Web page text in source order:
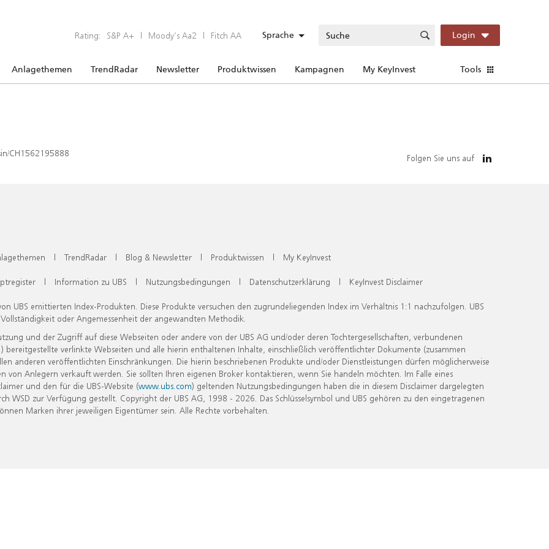
Rating: S&P A+ | Moody’s Aa2 | Fitch AA Sprache Login
Anlagethemen TrendRadar Newsletter Produktwissen Kampagnen My KeyInvest Tools
CH1562195888 Folgen Sie uns auf
| TrendRadar | Blog & Newsletter | Produktwissen | My KeyInvest
| Information zu UBS | Nutzungsbedingungen | Datenschutzerklärung | KeyInvest Disclaimer
UBS emittierten Index-Produkten. Diese Produkte versuchen den zugrundeliegenden Index im Verhältnis 1:1 nachzufolgen. UBS
oder Angemessenheit der angewandten Methodik.
und der Zugriff auf diese Webseiten oder andere von der UBS AG und/oder deren Tochtergesellschaften, verbundenen
verlinkte Webseiten und alle hierin enthaltenen Inhalte, einschließlich veröffentlichter Dokumente (zusammen
anderen veröffentlichten Einschränkungen. Die hierin beschriebenen Produkte und/oder Dienstleistungen dürfen möglicherweise
Anlegern verkauft werden. Sie sollten Ihren eigenen Broker kontaktieren, wenn Sie handeln möchten. Im Falle eines
und den für die UBS-Website (www.ubs.com) geltenden Nutzungsbedingungen haben die in diesem Disclaimer dargelegten
zur Verfügung gestellt. Copyright der UBS AG, 1998 - 2026. Das Schlüsselsymbol und UBS gehören zu den eingetragenen
Marken ihrer jeweiligen Eigentümer sein. Alle Rechte vorbehalten.